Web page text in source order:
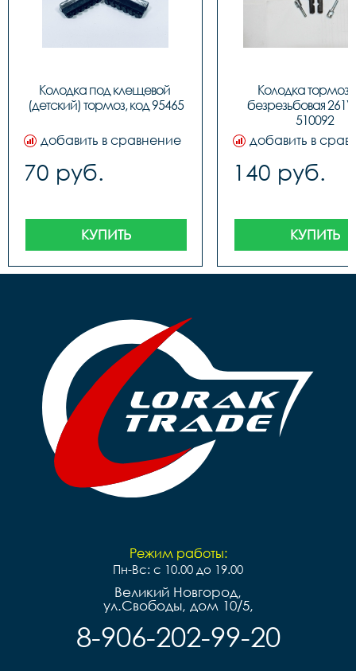
Колодка под клещевой
(детский) тормоз, код 95465
добавить в сравнение
70 руб.
КУПИТЬ
Колодка
безрезьбовая
510092
добавить в
140 руб.
КУПИТЬ
Режим работы:
Пн-Вс: с 10.00 до 19.00
Великий Новгород,
ул.Свободы, дом 10/5,
8-906-202-99-20